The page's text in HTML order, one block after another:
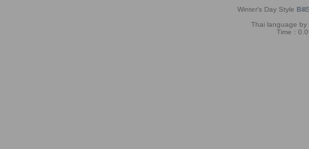
Winter's Day Style
Thai language by
Time :